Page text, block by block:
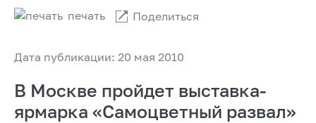
Дата публикации: 20 мая 2010
печать Поделиться
В Москве пройдет выставка-
ярмарка «Самоцветный развал»